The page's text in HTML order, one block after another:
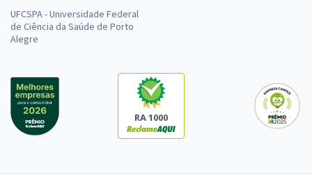
UFCSPA - Universidade Federal
de Ciência da Saúde de Porto
Alegre
RA 1000